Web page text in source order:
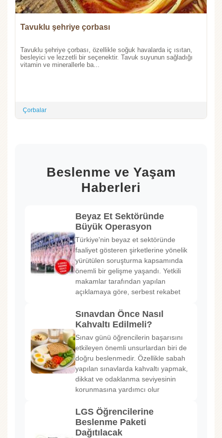
Tavuklu şehriye çorbası
Tavuklu şehriye çorbası, özellikle soğuk havalarda iç ısıtan,
besleyici ve lezzetli bir seçenektir. Tavuk suyunun sağladığı
vitamin ve minerallerle ba...
Çorbalar
Beslenme ve Yaşam
Haberleri
Beyaz Et Sektöründe
Büyük Operasyon
Türkiye'nin beyaz et sektöründe
faaliyet gösteren şirketlerine yönelik
yürütülen soruşturma kapsamında
önemli bir gelişme yaşandı. Yetkili
makamlar tarafından yapılan
açıklamaya göre, serbest rekabet
Sınavdan Önce Nasıl
Kahvaltı Edilmeli?
Sınav günü öğrencilerin başarısını
etkileyen önemli unsurlardan biri de
doğru beslenmedir. Özellikle sabah
yapılan sınavlarda kahvaltı yapmak,
dikkat ve odaklanma seviyesinin
korunmasına yardımcı olur
LGS Öğrencilerine
Beslenme Paketi
Dağıtılacak